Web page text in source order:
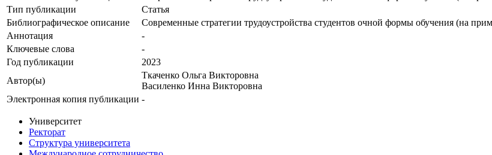
Тип публикации
Статья
Библиографическое описание
Современные стратегии трудоустройства студентов очной формы обучения (на
Аннотация
-
Ключевые cлова
-
Год публикации
2023
Автор(ы)
Ткаченко Ольга Викторовна
Василенко Инна Викторовна
Электронная копия публикации -
Университет
Ректорат
Структура университета